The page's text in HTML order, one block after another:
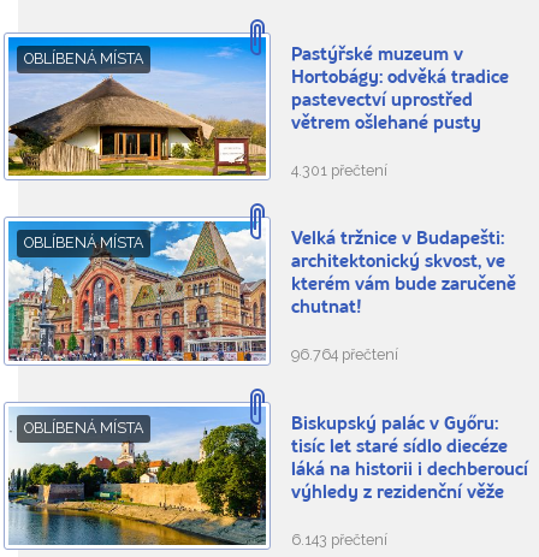
OBLÍBENÁ MÍSTA
Pastýřské muzeum v
Hortobágy: odvěká tradice
pastevectví uprostřed
větrem ošlehané pusty
4.301 přečtení
OBLÍBENÁ MÍSTA
Velká tržnice v Budapešti:
architektonický skvost, ve
kterém vám bude zaručeně
chutnat!
96.764 přečtení
OBLÍBENÁ MÍSTA
Biskupský palác v Győru:
tisíc let staré sídlo diecéze
láká na historii i dechberoucí
výhledy z rezidenční věže
6.143 přečtení